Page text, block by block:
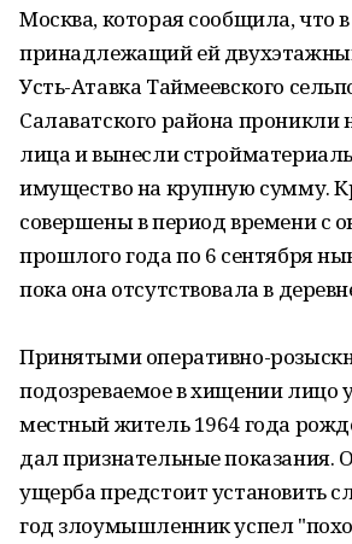
Москва, которая сообщила, что в
принадлежащий ей
Усть-Атавка Таймеевского
Салаватского района проникли
лица и вынесли
имущество на крупную сумму.
совершены в период времени с
прошлого года по 6 сентября
пока она отсутствовала в
Принятыми оперативно-
подозреваемое в хищении лицо
местный житель 1964 года
дал признательные
ущерба предстоит установить
год злоумышленник успел